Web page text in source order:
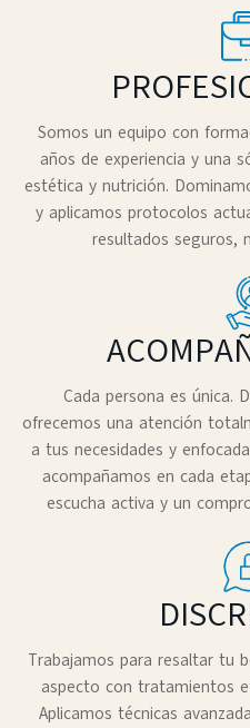
Somos un equipo con
años de experiencia y una
estética y nutrición.
y aplicamos protocolos
resultados seguros,
Cada persona es única.
ofrecemos una atención
a tus necesidades y
acompañamos en cada
escucha activa y un
Trabajamos para resaltar tu
aspecto con tratamientos
Aplicamos técnicas